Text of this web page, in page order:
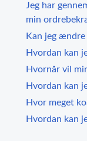
Jeg har
min
Kan jeg ændre
Hvordan kan
Hvornår vil
Hvordan kan
Hvor meget
Hvordan kan